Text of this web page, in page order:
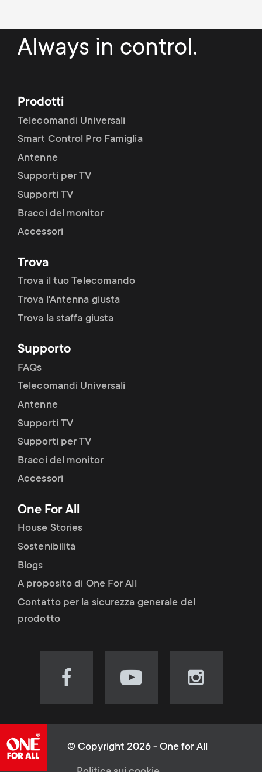
Always in control.
Prodotti
Telecomandi Universali
Smart Control Pro Famiglia
Antenne
Supporti per TV
Supporti TV
Bracci del monitor
Accessori
Trova
Trova il tuo Telecomando
Trova l'Antenna giusta
Trova la staffa giusta
Supporto
FAQs
Telecomandi Universali
Antenne
Supporti TV
Supporti per TV
Bracci del monitor
Accessori
One For All
House Stories
Sostenibilità
Blogs
A proposito di One For All
Contatto per la sicurezza generale del
prodotto
Visit
(opens
Visit
(opens
Visit
(opens
© Copyright 2026 - One for All